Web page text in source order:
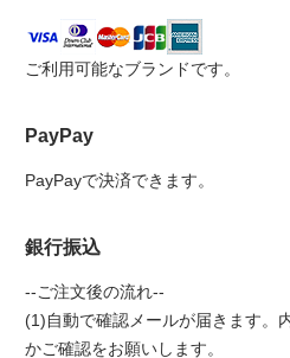
ご利用可能なブランドです。
PayPay
PayPayで決済できます。
銀行振込
--ご注文後の流れ--
(1)自動で確認メールが届きます。
かご確認をお願いします。